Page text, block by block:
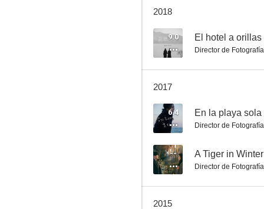
2018
9.0 El hotel a orillas
Director de Fotografía
2017
6.4 En la playa
Director de Fotografía
-- A Tiger in Winter
Director de Fotografía
2015